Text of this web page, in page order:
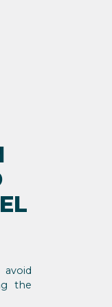
the